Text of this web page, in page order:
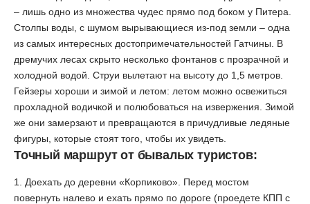
– лишь одно из множества чудес прямо под боком у Питера.
Столпы воды, с шумом вырывающиеся из-под земли – одна
из самых интересных достопримечательностей Гатчины. В
дремучих лесах скрыто несколько фонтанов с прозрачной и
холодной водой. Струи вылетают на высоту до 1,5 метров.
Гейзеры хороши и зимой и летом: летом можно освежиться
прохладной водичкой и полюбоваться на извержения. Зимой
же они замерзают и превращаются в причудливые ледяные
фигуры, которые стоят того, чтобы их увидеть.
Точный маршрут от бывалых туристов:
1. Доехать до деревни «Корпиково». Перед мостом
повернуть налево и ехать прямо по дороге (проедете КПП с